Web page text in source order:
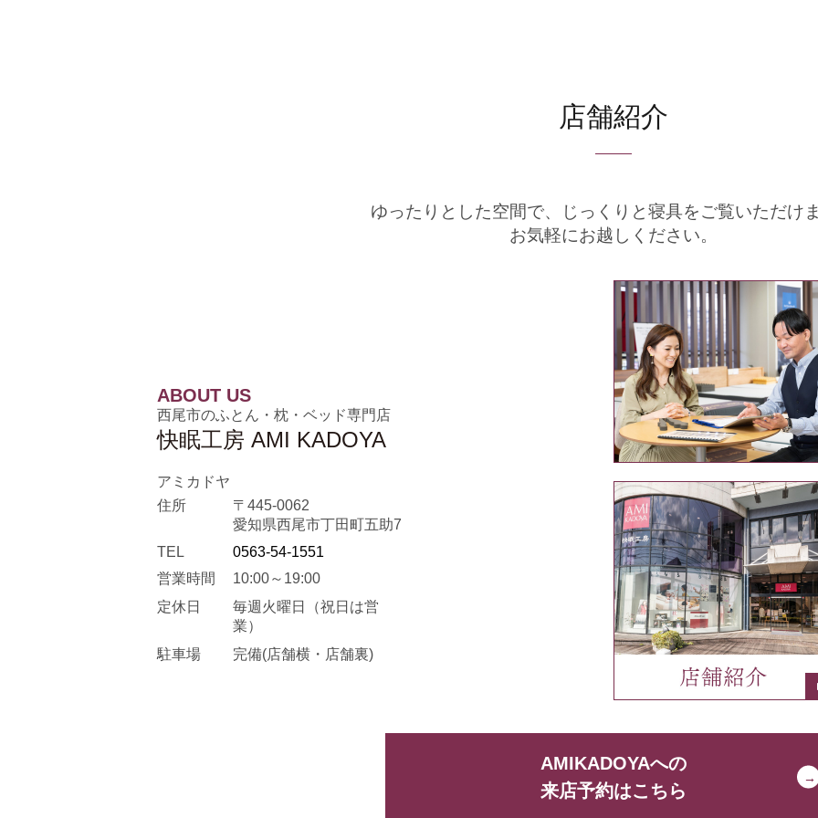
店舗紹介
ゆったりとした空間で、
じっくりと寝具をご覧いただけ
お気軽にお越しください。
ABOUT US
西尾市のふとん・枕・ベッド専門店
快眠工房 AMI KADOYA
アミカドヤ
住所
〒445-0062
愛知県西尾市丁田町五助7
TEL
0563-54-1551
営業時間
10:00～19:00
定休日
毎週火曜日
（祝日は営
業）
駐車場
完備(店舗横・店舗裏)
AMIKADOYAへの
来店予約はこちら